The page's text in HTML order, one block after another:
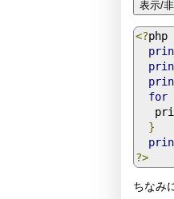
<?php
for
}
?>
ちなみ